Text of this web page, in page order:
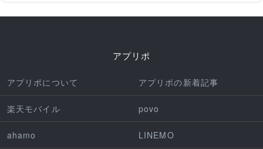
アプリポ
アプリポについて アプリポの新着記事
楽天モバイル povo
ahamo LINEMO